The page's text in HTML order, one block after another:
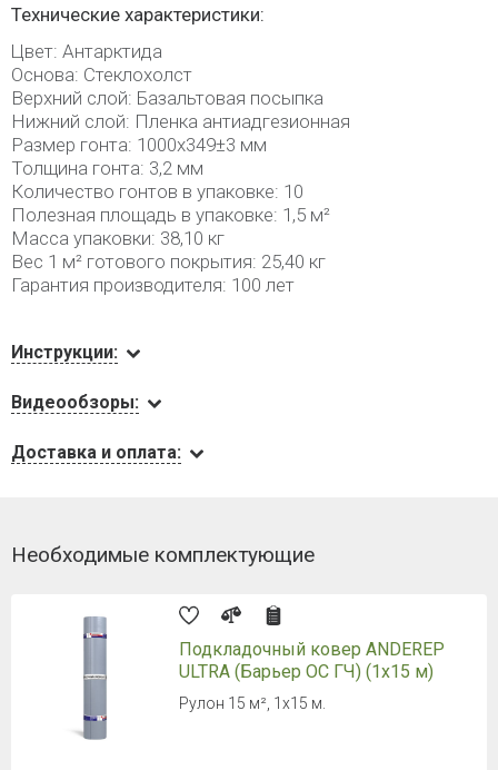
Технические характеристики:
Цвет: Антарктида
Основа: Стеклохолст
Верхний слой: Базальтовая посыпка
Нижний слой: Пленка антиадгезионная
Размер гонта: 1000x349±3 мм
Толщина гонта: 3,2 мм
Количество гонтов в упаковке: 10
Полезная площадь в упаковке: 1,5 м²
Масса упаковки: 38,10 кг
Вес 1 м² готового покрытия: 25,40 кг
Гарантия производителя: 100 лет
Инструкции:
Видеообзоры:
Доставка и оплата:
Необходимые комплектующие
Подкладочный ковер ANDEREP
ULTRA (Барьер ОС ГЧ) (1х15 м)
Рулон 15 м², 1х15 м.